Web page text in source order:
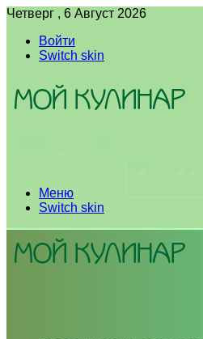
Четверг , 6 Август 2026
Войти
Switch skin
Меню
Switch skin